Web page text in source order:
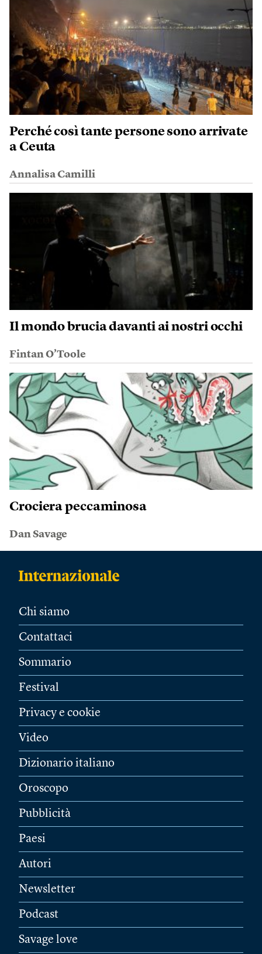
Perché così tante persone sono arrivate
a Ceuta
Annalisa Camilli
Il mondo brucia davanti ai nostri occhi
Fintan O’Toole
Crociera peccaminosa
Dan Savage
Chi siamo
Contattaci
Sommario
Festival
Privacy e cookie
Video
Dizionario italiano
Oroscopo
Pubblicità
Paesi
Autori
Newsletter
Podcast
Savage love